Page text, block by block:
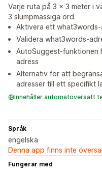
Varje ruta på 3 x 3 meter i
3 slumpmässiga ord.
Aktivera ett
Validera what3words-
AutoSuggest-funktionen
adress
Alternativ för att
adresser till ett specifikt
Innehåller automatöversatt
Språk
engelska
Denna app finns inte
Fungerar med